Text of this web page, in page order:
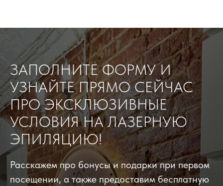
ЗАПОЛНИТЕ ФОРМУ И
УЗНАЙТЕ ПРЯМО СЕЙЧАС
ПРО ЭКСКЛЮЗИВНЫЕ
УСЛОВИЯ НА ЛАЗЕРНУЮ
ЭПИЛЯЦИЮ!
Расскажем про бонусы и подарки при первом
посещении, а также предоставим бесплатную